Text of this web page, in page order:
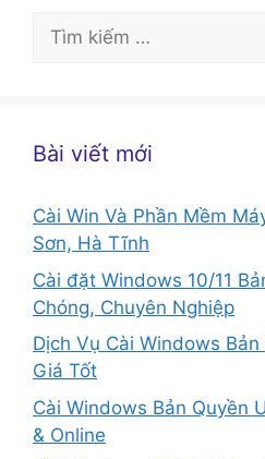
Tìm
Bài viết mới
Cài Win Và Phần Mềm
Sơn, Hà Tĩnh
Cài đặt Windows 10/11
Chóng, Chuyên Nghiệp
Dịch Vụ Cài Windows
Giá Tốt
Cài Windows Bản Quyền
& Online